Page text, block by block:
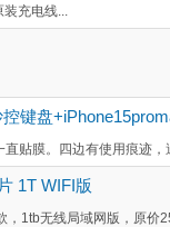
充电线...
键盘
贴膜。四边有使用痕迹，
1T WIFI版
1tb无线局域网版，原价